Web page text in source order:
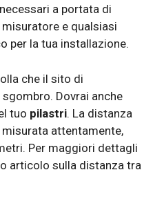
a portata di
e qualsiasi
per la tua installazione.
che il sito di
Dovrai anche
tuo pilastri. La distanza
attentamente,
Per maggiori dettagli
articolo sulla distanza tra